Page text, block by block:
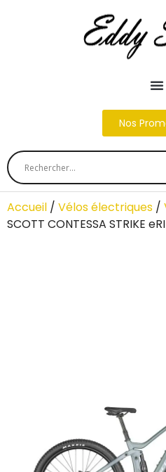
Nos
Accueil / Vélos électriques /
SCOTT CONTESSA STRIKE